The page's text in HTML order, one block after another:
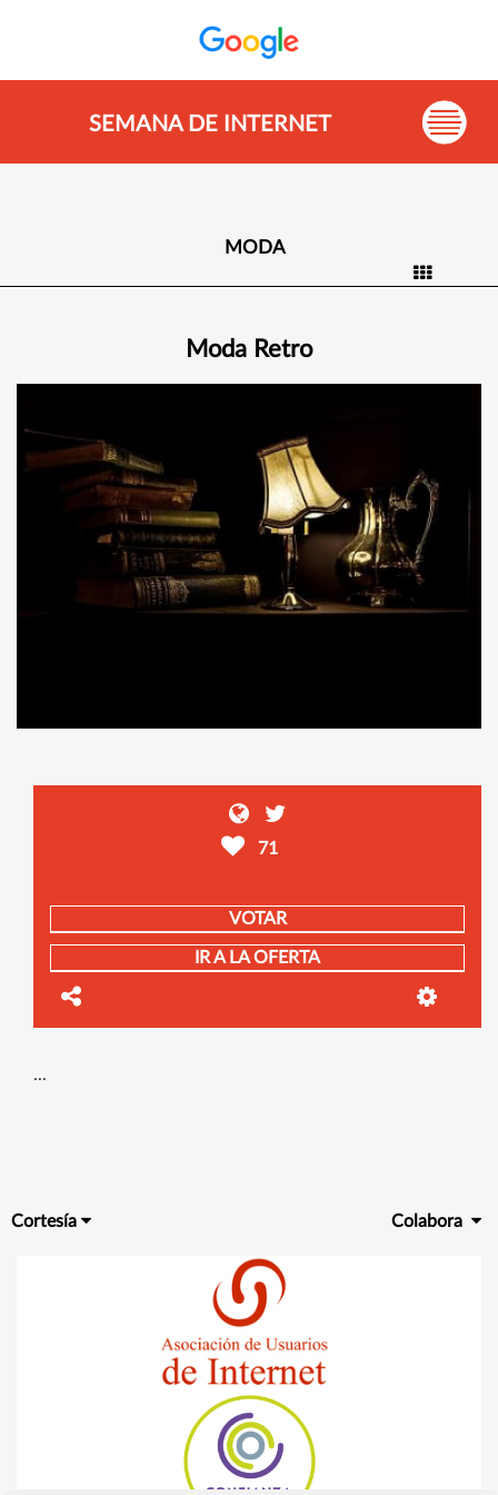
SEMANA DE INTERNET
MODA
Moda Retro
71
VOTAR
IR A LA OFERTA
...
Cortesía Colabora